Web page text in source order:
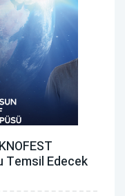
Temsil Edecek